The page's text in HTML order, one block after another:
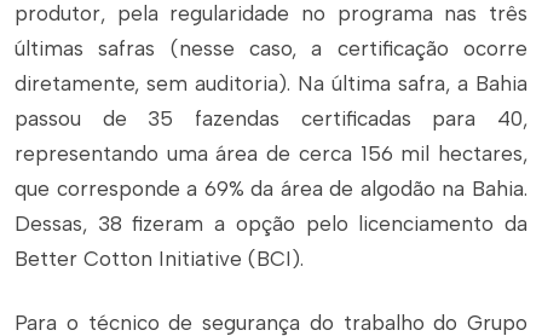
produtor, pela regularidade no programa nas três
últimas safras (nesse caso, a certificação ocorre
diretamente, sem auditoria). Na última safra, a Bahia
passou de 35 fazendas certificadas para 40,
representando uma área de cerca 156 mil hectares,
que corresponde a 69% da área de algodão na Bahia.
Dessas, 38 fizeram a opção pelo licenciamento da
Better Cotton Initiative (BCI).
Para o técnico de segurança do trabalho do Grupo